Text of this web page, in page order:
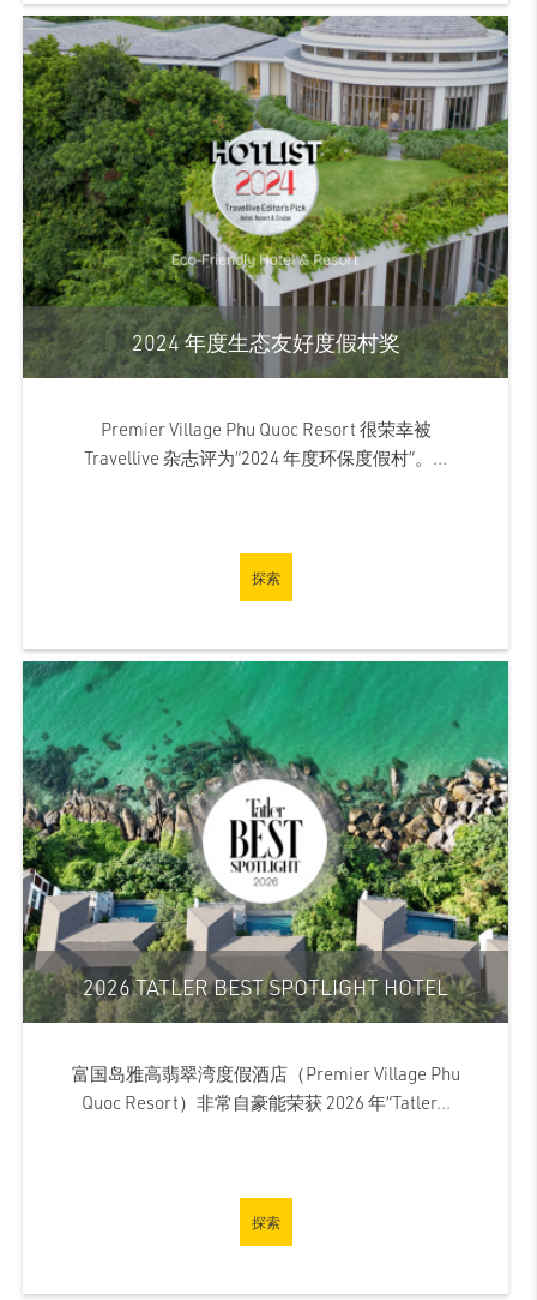
2024 年度生态友好度假村奖
Premier Village Phu Quoc Resort 很荣幸被
Travellive 杂志评为“2024 年度环保度假村”。...
探索
2026 TATLER BEST SPOTLIGHT HOTEL
富国岛雅高翡翠湾度假酒店（Premier Village Phu
Quoc Resort）非常自豪能荣获 2026 年“Tatler...
探索